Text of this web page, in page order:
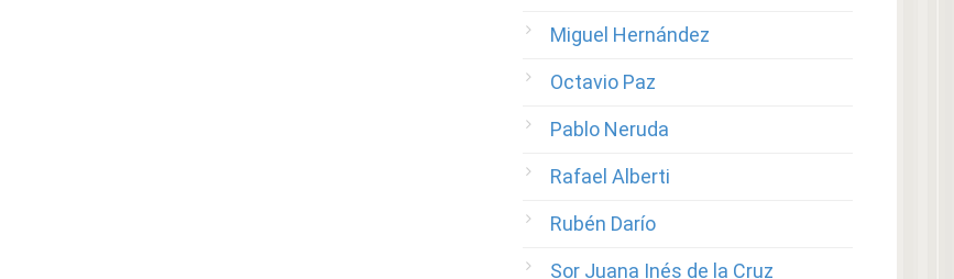
Miguel Hernández
Octavio Paz
Pablo Neruda
Rafael Alberti
Rubén Darío
Sor Juana Inés de la Cruz